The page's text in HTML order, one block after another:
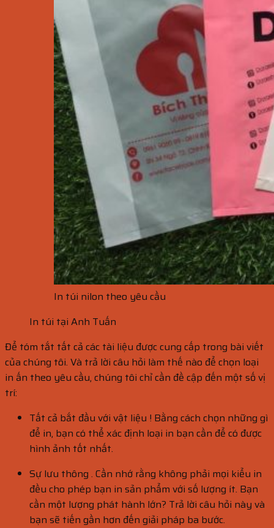
In túi nilon theo yêu cầu
In túi tại Anh Tuấn
Để tóm tắt tất cả các tài liệu được cung cấp trong bài viết
của chúng tôi. Và trả lời câu hỏi làm thế nào để chọn loại
in ấn theo yêu cầu, chúng tôi chỉ cần đề cập đến một số vị
trí:
Tất cả bắt đầu với vật liệu ! Bằng cách chọn những gì
để in, bạn có thể xác định loại in bạn cần để có được
hình ảnh tốt nhất.
Sự lưu thông . Cần nhớ rằng không phải mọi kiểu in
đều cho phép bạn in sản phẩm với số lượng ít. Bạn
cần một lượng phát hành lớn? Trả lời câu hỏi này và
bạn sẽ tiến gần hơn đến giải pháp ba bước.